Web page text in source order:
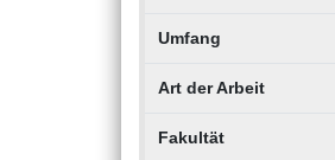
Umfang
Art der Arbeit
Fakultät